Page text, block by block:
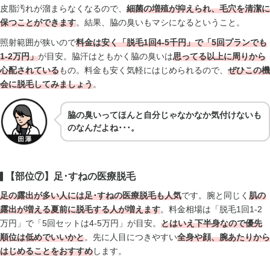
皮脂汚れが溜まらなくなるので、 細菌の増殖が抑えられ、毛穴を清潔に
保つことができます。結果、脇の臭いもマシになるということ。
照射範囲が狭いので料金は安く「脱毛1回4-5千円」で「5回プランでも
1-2万円」が目安。脇汗はともかく脇の臭いは思ってる以上に周りから
心配されているもの。料金も安く気軽にはじめられるので、 ぜひこの機
会に脱毛してみましょう。
脇の臭いってほんと自分じゃなかなか気付けないも
のなんだよね･･･。
【部位⑦】足･すねの医療脱毛
足の露出が多い人には足･すねの医療脱毛も人気です。腕と同じく 肌の
露出が増える夏前に脱毛する人が増えます。料金相場は「脱毛1回1-2
万円」で「5回セットは4-5万円」が目安。 とはいえ下半身なので優先
順位は低めでいいかと。先に人目につきやすい全身や顔、腕あたりから
はじめることをおすすめします。